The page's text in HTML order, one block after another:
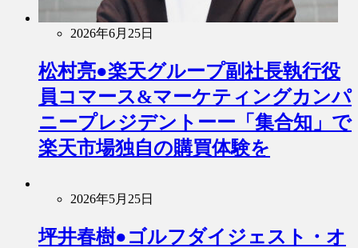
2026年6月25日
松村亮●楽天グループ副社長執行役
員コマース&マーケティングカンパ
ニープレジデントーー「集合知」で
楽天市場独自の購買体験を
2026年5月25日
坪井春樹●ゴルフダイジェスト・オ